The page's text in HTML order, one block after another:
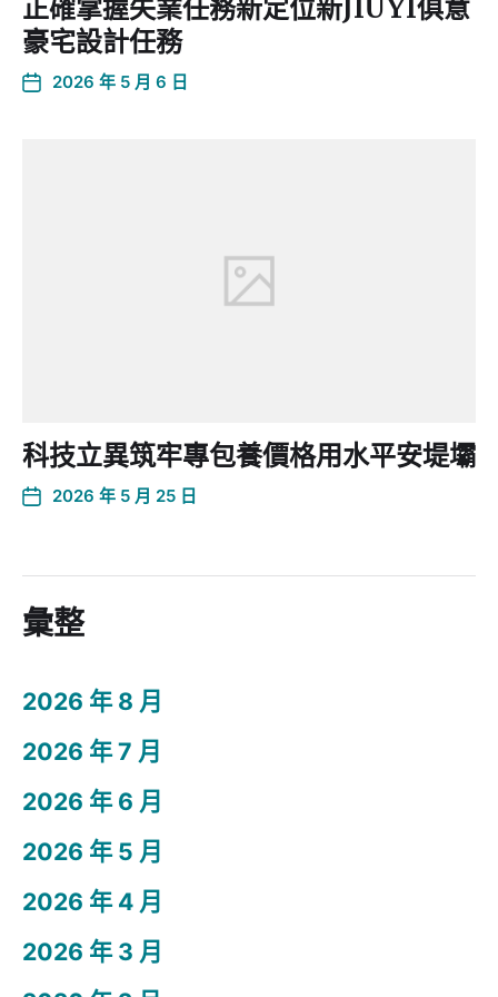
正確掌握失業任務新定位新JIUYI俱意
豪宅設計任務
2026 年 5 月 6 日
科技立異筑牢專包養價格用水平安堤壩
2026 年 5 月 25 日
彙整
2026 年 8 月
2026 年 7 月
2026 年 6 月
2026 年 5 月
2026 年 4 月
2026 年 3 月